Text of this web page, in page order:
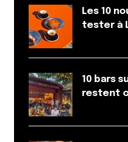
Les 10
tester à
10 bars
restent